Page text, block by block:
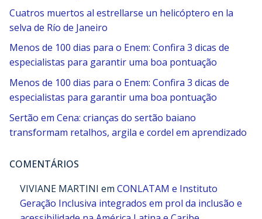
Cuatros muertos al estrellarse un helicóptero en la
selva de Río de Janeiro
Menos de 100 dias para o Enem: Confira 3 dicas de
especialistas para garantir uma boa pontuação
Menos de 100 dias para o Enem: Confira 3 dicas de
especialistas para garantir uma boa pontuação
Sertão em Cena: crianças do sertão baiano
transformam retalhos, argila e cordel em aprendizado
COMENTÁRIOS
VIVIANE MARTINI em CONLATAM e Instituto
Geração Inclusiva integrados em prol da inclusão e